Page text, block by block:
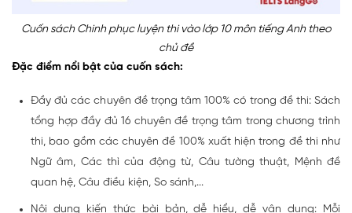
Cuốn sách Chinh phục luyện thi vào lớp 10 môn tiếng Anh theo
chủ đề
Đặc điểm nổi bật của cuốn sách:
Đầy đủ các chuyên đề trọng tâm 100% có trong đề thi: Sách
tổng hợp đầy đủ 16 chuyên đề trọng tâm trong chương trình
thi, bao gồm các chuyên đề 100% xuất hiện trong đề thi như
Ngữ âm, Các thì của động từ, Câu tường thuật, Mệnh đề
quan hệ, Câu điều kiện, So sánh,...
Nội dung kiến thức bài bản, dễ hiểu, dễ vận dụng: Mỗi